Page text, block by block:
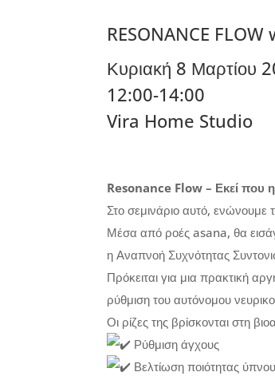
RESONANCE
Κυριακή 8 Μαρτίου
12:00-14:00
Vira Home Studio
Resonance Flow– Εκεί που
Στο σεμινάριο αυτό, ενώνουμε
Μέσα από ροές asana, θα
η Αναπνοή Συχνότητας
Πρόκειται για μια πρακτική
ρύθμιση του αυτόνομου
Οι ρίζες της βρίσκονται στη
Ρύθμιση άγχους
Βελτίωση ποιότητας ύπνου